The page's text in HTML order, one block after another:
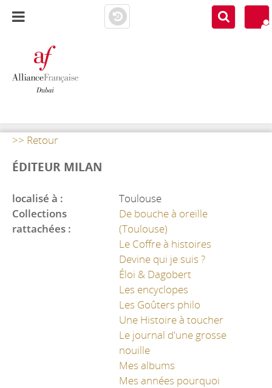
>> Retour
ÉDITEUR MILAN
localisé à :
Toulouse
Collections
rattachées :
De bouche à oreille
(Toulouse)
Le Coffre à histoires
Devine qui je suis ?
Éloi & Dagobert
Les encyclopes
Les Goûters philo
Une Histoire à toucher
Le journal d'une grosse
nouille
Mes albums
Mes années pourquoi